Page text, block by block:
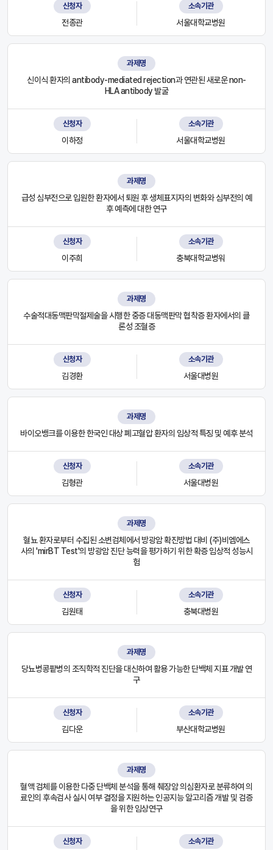
신청자
전종관
소속기관
서울대학교병원
과제명
신이식 환자의 antibody-mediated rejection과 연관된 새로운 non-
HLA antibody 발굴
신청자
이하정
소속기관
서울대학교병원
과제명
급성 심부전으로 입원한 환자에서 퇴원 후 생체표지자의 변화와 심부전의 예
후 예측에 대한 연구
신청자
이주희
소속기관
충북대학교병워
과제명
수술적대동맥판막절제술을 시행한 중증 대동맥판막 협착증 환자에서의 클
론성 조혈증
신청자
김경환
소속기관
서울대병원
과제명
바이오뱅크를 이용한 한국인 대상 폐고혈압 환자의 임상적 특징 및 예후 분석
신청자
김형관
소속기관
서울대병원
과제명
혈뇨 환자로부터 수집된 소변검체에서 방광암 확진방법 대비 (주)비엠에스
사의 'mirBT Test'의 방광암 진단 능력을 평가하기 위한 확증 임상적 성능시
험
신청자
김원태
소속기관
충북대병원
과제명
당뇨병콩팥병의 조직학적 진단을 대신하여 활용 가능한 단백체 지표 개발 연
구
신청자
김다운
소속기관
부산대학교병원
과제명
혈액 검체를 이용한 다중 단백체 분석을 통해 췌장암 의심환자로 분류하여 의
료인의 후속검사 실시 여부 결정을 지원하는 인공지능 알고리즘 개발 및 검증
을 위한 임상연구
신청자 소속기관